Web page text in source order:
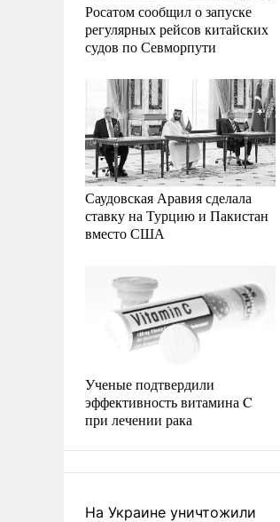
Росатом сообщил о запуске
регулярных рейсов китайских
судов по Севморпути
Саудовская Аравия сделала
ставку на Турцию и Пакистан
вместо США
Ученые подтвердили
эффективность витамина C
при лечении рака
На Украине уничтожили